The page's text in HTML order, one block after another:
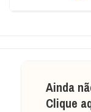
Ainda
Clique